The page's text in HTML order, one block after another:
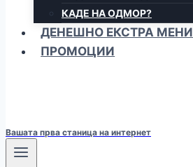
КАДЕ НА ОДМОР?
ДЕНЕШНО ЕКСТРА МЕНИ
ПРОМОЦИИ
Вашата прва станица на интернет